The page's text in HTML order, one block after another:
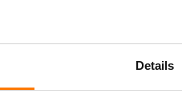
Details
Eigenschappen: